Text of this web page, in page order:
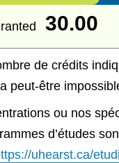
30.00
de crédits
peut-être
ou nos
d’études
uhearst.ca/